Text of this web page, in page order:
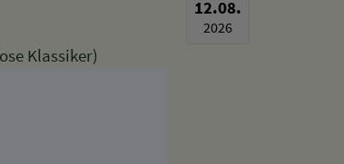
12.08.
2026
Klassiker)